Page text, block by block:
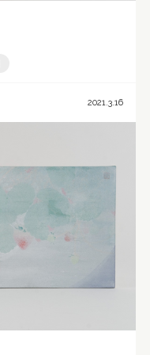
2021.3.16